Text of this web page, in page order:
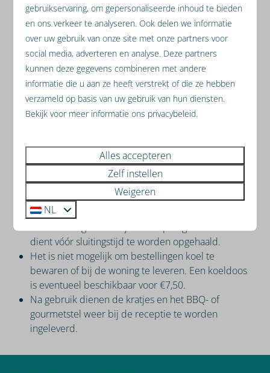
De minimale bestelhoeveelheid bedraagt 2 menu’s.
BBQ- en/of gourmetstel wordt meegeleverd.
dient vóór sluitingstijd te worden opgehaald.
Het is niet mogelijk om bestellingen koel te
bewaren of bij de woning te leveren. Een koeldoos
is eventueel beschikbaar voor €7,50.
Na gebruik dienen de kratjes en het BBQ- of
gourmetstel weer bij de receptie te worden
ingeleverd.
gebruikservaring, om gepersonaliseerde inhoud te bieden
en ons verkeer te analyseren. Ook delen we informatie
over uw gebruik van onze site met onze partners voor
social media, adverteren en analyse. Deze partners
kunnen deze gegevens combineren met andere
informatie die u aan ze heeft verstrekt of die ze hebben
verzameld op basis van uw gebruik van hun diensten.
Bekijk voor meer informatie ons privacybeleid.
Alles accepteren
Zelf instellen
Weigeren
NL